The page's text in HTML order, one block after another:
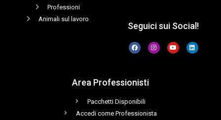
Professioni
Animali sul lavoro
Seguici sui Social!
Area Professionisti
Pacchetti Disponibili
Accedi come Professionista